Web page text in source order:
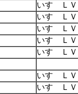
いすゞＬＶ
いすゞＬＶ
いすゞＬＶ
いすゞＬＶ
いすゞＬＶ
いすゞＬＶ
いすゞＬＶ